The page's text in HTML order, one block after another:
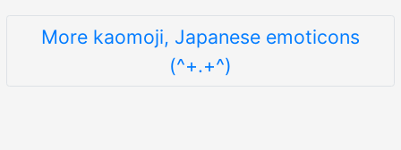
More kaomoji, Japanese emoticons
(^+.+^)